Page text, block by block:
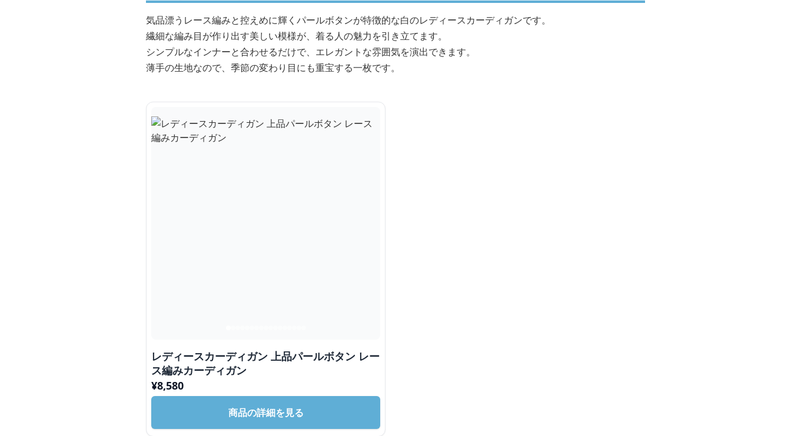
気品漂うレース編みと控えめに輝くパールボタンが特徴的な白のレディースカーディガンです。
繊細な編み目が作り出す美しい模様が、着る人の魅力を引き立てます。
シンプルなインナーと合わせるだけで、エレガントな雰囲気を演出できます。
薄手の生地なので、季節の変わり目にも重宝する一枚です。
レディースカーディガン 上品パールボタン レー
ス編みカーディガン
¥8,580
商品の詳細を見る